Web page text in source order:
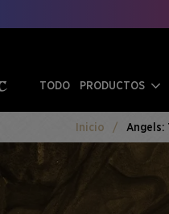
TODO PRODUCTOS
Inicio Angels: